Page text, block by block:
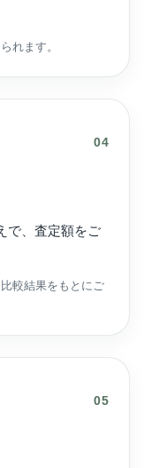
れます。
04
で、査定額をご
較結果をもとにご
05